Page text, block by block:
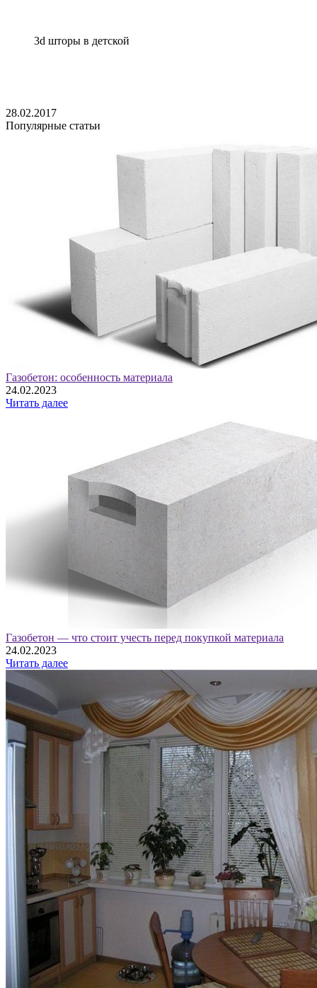
3d шторы в детской
28.02.2017
Популярные статьи
Газобетон: особенность материала
24.02.2023
Читать далее
Газобетон — что стоит учесть перед покупкой материала
24.02.2023
Читать далее